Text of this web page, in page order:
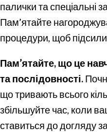
палички та спеціальні
Пам’ятайте
процедури, щоб
Пам’ятайте, що це
та послідовності.
що тривають всього
збільшуйте час, коли
ставиться до догляду